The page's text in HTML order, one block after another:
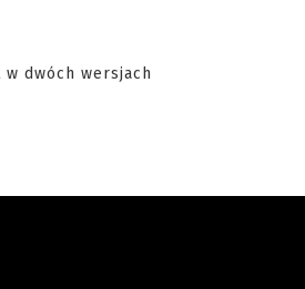
dwóch wersjach